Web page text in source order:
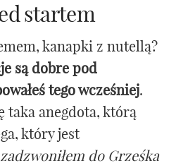
startem
kanapki z nutellą?
są dobre pod
tego wcześniej.
taka anegdota, którą
który jest
do Grześka